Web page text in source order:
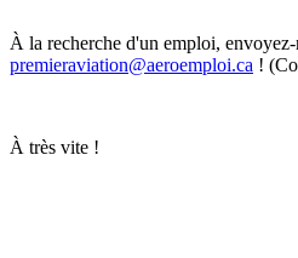
À la recherche d'un emploi,
premieraviation@aeroemploi.ca !
À très vite !